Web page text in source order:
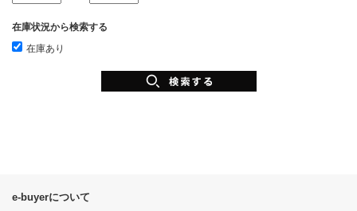
在庫状況から検索する
在庫あり
e-buyerについて